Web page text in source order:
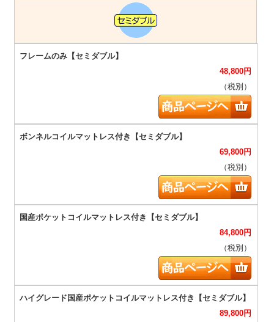
48,800円
（税別）
69,800円
（税別）
84,800円
（税別）
89,800円